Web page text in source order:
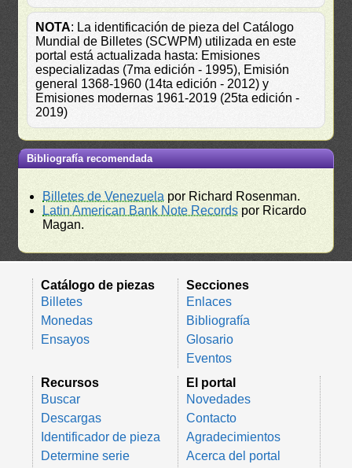
NOTA: La identificación de pieza del Catálogo
Mundial de Billetes (SCWPM) utilizada en este
portal está actualizada hasta: Emisiones
especializadas (7ma edición - 1995), Emisión
general 1368-1960 (14ta edición - 2012) y
Emisiones modernas 1961-2019 (25ta edición -
2019)
Bibliografía recomendada
Billetes de Venezuela por Richard Rosenman.
Latin American Bank Note Records por Ricardo
Magan.
Catálogo de piezas
Billetes
Monedas
Ensayos
Secciones
Enlaces
Bibliografía
Glosario
Eventos
Recursos
Buscar
Descargas
Identificador de pieza
Determine serie
El portal
Novedades
Contacto
Agradecimientos
Acerca del portal